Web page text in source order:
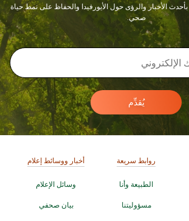
الأخبار والرؤى حول الأيورفيدا والحفاظ على نمط حياة
صحي.
يُقدِّم
روابط سريعة
الطبيعة وأنا
مسؤوليتنا
أخبار ووسائط إعلام
وسائل الإعلام
بيان صحفي